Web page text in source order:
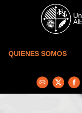
Skip to main content
QUIENES SOMOS